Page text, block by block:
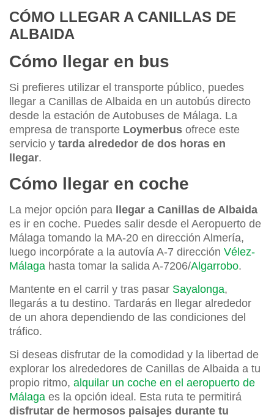
CÓMO LLEGAR A CANILLAS DE
ALBAIDA
Cómo llegar en bus
Si prefieres utilizar el transporte público, puedes
llegar a Canillas de Albaida en un autobús directo
desde la estación de Autobuses de Málaga. La
empresa de transporte Loymerbus ofrece este
servicio y tarda alrededor de dos horas en
llegar.
Cómo llegar en coche
La mejor opción para llegar a Canillas de Albaida
es ir en coche. Puedes salir desde el Aeropuerto de
Málaga tomando la MA-20 en dirección Almería,
luego incorpórate a la autovía A-7 dirección Vélez-
Málaga hasta tomar la salida A-7206/Algarrobo.
Mantente en el carril y tras pasar Sayalonga,
llegarás a tu destino. Tardarás en llegar alrededor
de un ahora dependiendo de las condiciones del
tráfico.
Si deseas disfrutar de la comodidad y la libertad de
explorar los alrededores de Canillas de Albaida a tu
propio ritmo, alquilar un coche en el aeropuerto de
Málaga es la opción ideal. Esta ruta te permitirá
disfrutar de hermosos paisajes durante tu